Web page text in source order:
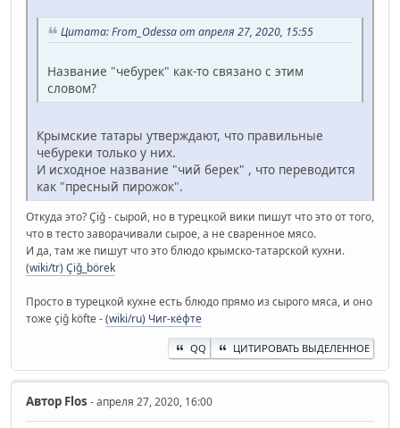
Цитата: From_Odessa от апреля 27, 2020, 15:55
Название "чебурек" как-то связано с этим
словом?
Крымские татары утверждают, что правильные
чебуреки только у них.
И исходное название "чий берек" , что переводится
как "пресный пирожок".
Откуда это? Çiğ - сырой, но в турецкой вики пишут что это от того,
что в тесто заворачивали сырое, а не сваренное мясо.
И да, там же пишут что это блюдо крымско-татарской кухни.
(wiki/tr) Çiğ_börek
Просто в турецкой кухне есть блюдо прямо из сырого мяса, и оно
тоже çiğ köfte -(wiki/ru) Чиг-кёфте
QQ ЦИТИРОВАТЬ ВЫДЕЛЕННОЕ
Автор Flos - апреля 27, 2020, 16:00